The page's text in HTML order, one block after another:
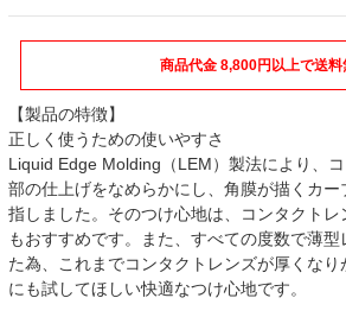
商品代金 8,800円以上で送料
【製品の特徴】
正しく使うための使いやすさ
Liquid Edge Molding（LEM）製法により、
部の仕上げをなめらかにし、角膜が描くカー
指しました。そのつけ心地は、コンタクト
もおすすめです。また、すべての度数で薄
た為、これまでコンタクトレンズが厚くな
にも試してほしい快適なつけ心地です。